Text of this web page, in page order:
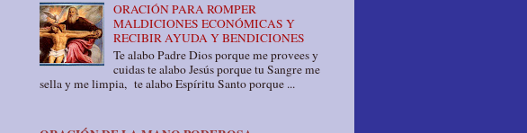
ORACIÓN PARA ROMPER
MALDICIONES ECONÓMICAS Y
RECIBIR AYUDA Y BENDICIONES
Te alabo Padre Dios porque me provees y
cuidas te alabo Jesús porque tu Sangre me
sella y me limpia, te alabo Espíritu Santo porque ...